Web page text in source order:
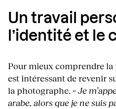
Un travail
l’identité et le
Pour mieux comprendre la
est intéressant de revenir
la photographe. « Je
arabe, alors que je ne suis